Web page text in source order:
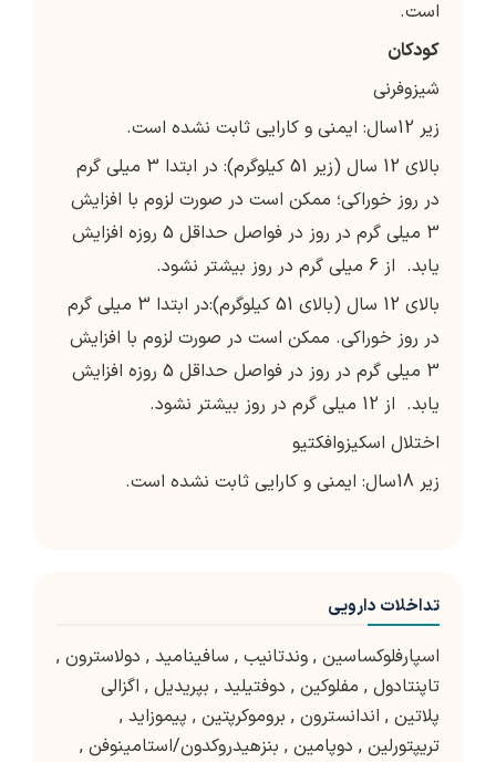
است.
کودکان
شیزوفرنی
زیر 12سال: ایمنی و کارایی ثابت نشده است.
بالای 12 سال (زیر 51 کیلوگرم): در ابتدا 3 میلی گرم
در روز خوراکی؛ ممکن است در صورت لزوم با افزایش
3 میلی گرم در روز در فواصل حداقل 5 روزه افزایش
یابد. از 6 میلی گرم در روز بیشتر نشود.
بالای 12 سال (بالای 51 کیلوگرم):در ابتدا 3 میلی گرم
در روز خوراکی. ممکن است در صورت لزوم با افزایش
3 میلی گرم در روز در فواصل حداقل 5 روزه افزایش
یابد. از 12 میلی گرم در روز بیشتر نشود.
اختلال اسکیزوافکتیو
زیر 18سال: ایمنی و کارایی ثابت نشده است.
تداخلات دارویی
اسپارفلوکساسین , وندتانیب , سافینامید , دولاسترون ,
تاپنتادول , مفلوکین , دوفتیلید , بپریدیل , اگزالی
پلاتین , اندانسترون , بروموکرپتین , پیموزاید ,
تریپتورلین , دوپامین , بنزهیدروکدون/استامینوفن ,